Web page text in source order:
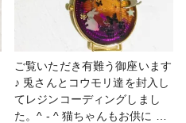
ご覧いただき有難う御座います
♪ 兎さんとコウモリ達を封入し
てレジンコーディングしまし
た。^ - ^ 猫ちゃんもお供に ハ